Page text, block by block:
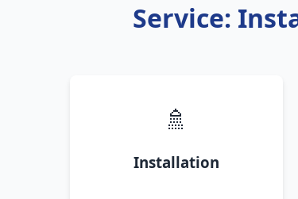
Service:
🚿
Installation